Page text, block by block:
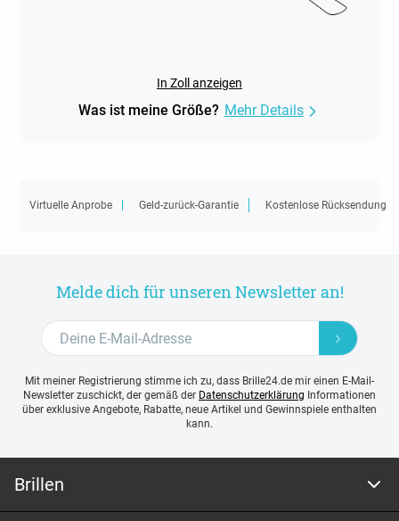
In Zoll anzeigen
Was ist meine Größe? Mehr Details
Virtuelle Anprobe Geld-zurück-Garantie Kostenlose Rücksendung
Melde dich für unseren Newsletter an!
Mit meiner Registrierung stimme ich zu, dass Brille24.de mir einen E-Mail-
Newsletter zuschickt, der gemäß der Datenschutzerklärung Informationen
über exklusive Angebote, Rabatte, neue Artikel und Gewinnspiele enthalten
kann.
Brillen